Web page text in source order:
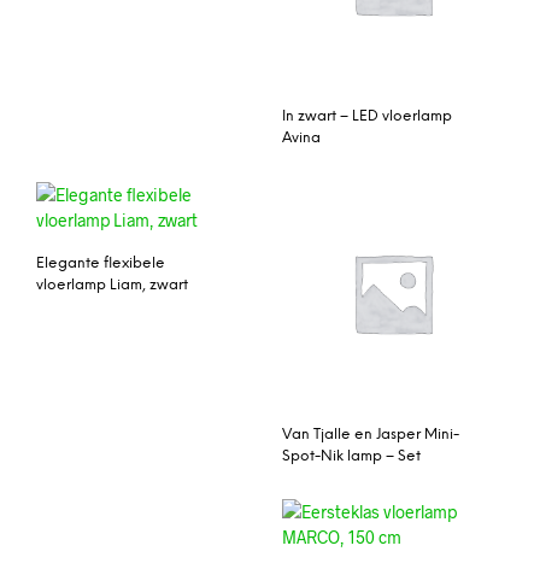
In zwart – LED vloerlamp
Avina
Elegante flexibele
vloerlamp Liam, zwart
Van Tjalle en Jasper Mini-
Spot-Nik lamp – Set